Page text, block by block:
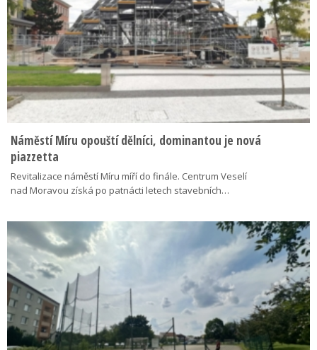
Náměstí Míru opouští dělníci, dominantou je nová
piazzetta
Revitalizace náměstí Míru míří do finále. Centrum Veselí
nad Moravou získá po patnácti letech stavebních…